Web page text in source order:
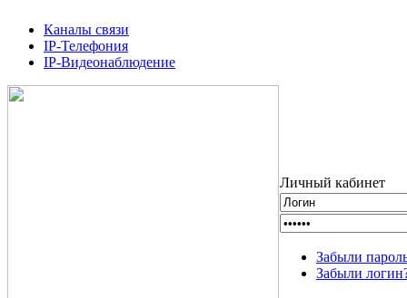
Каналы связи
IP-Телефония
IP-Видеонаблюдение
Личный кабинет
Забыли
Забыли